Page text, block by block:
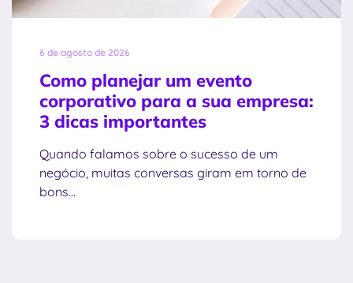
6 de agosto de 2026
Como planejar um evento
corporativo para a sua empresa:
3 dicas importantes
Quando falamos sobre o sucesso de um
negócio, muitas conversas giram em torno de
bons...